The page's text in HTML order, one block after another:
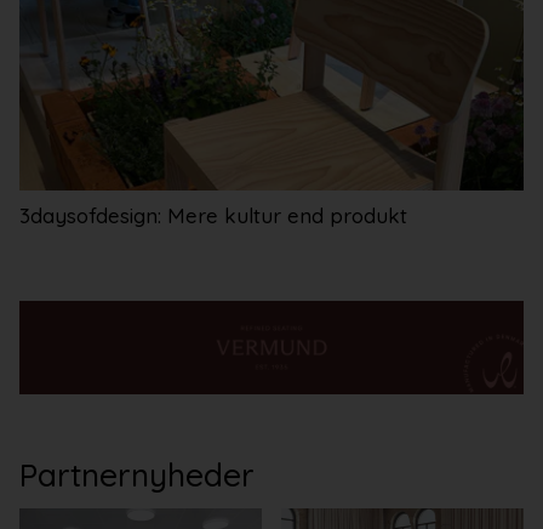
3daysofdesign: Mere kultur end produkt
Partnernyheder